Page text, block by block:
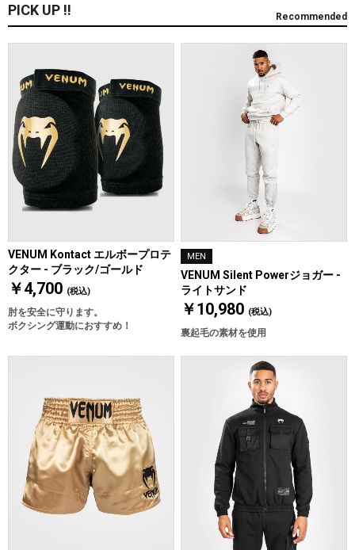
PICK UP !! Recommended
VENUM Kontact エルボープロテ
クター - ブラック/ゴールド
￥4,700 (税込)
肘を安全に守ります。
ボクシング運動におすすめ！
MEN
VENUM Silent Powerジョガー -
ライトサンド
￥10,980 (税込)
裏起毛の素材を使用